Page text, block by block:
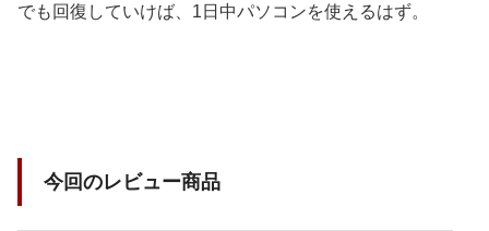
でも回復していけば、1日中パソコンを使えるはず。
今回のレビュー商品